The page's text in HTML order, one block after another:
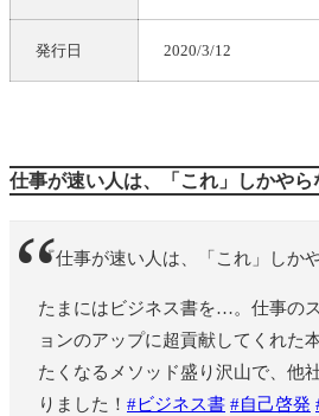
発行日 2020/3/12
仕事が速い人は、「これ」しかやら
『仕事が速い人は、「これ」しか
たまにはビジネス書を…。仕事の
ョンのアップに超貢献してくれた
たくなるメソッド盛り沢山で、他
りました！ #ビジネス書 #自己啓発